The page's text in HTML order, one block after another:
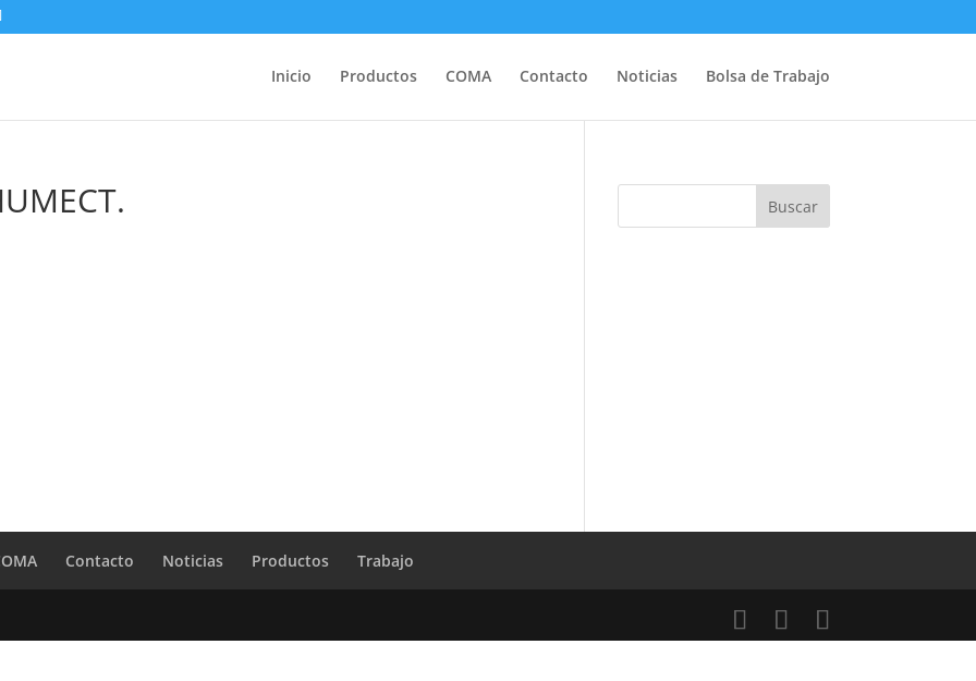
Inicio Productos COMA Contacto Noticias Bolsa de Trabajo
Contacto Noticias Productos Trabajo